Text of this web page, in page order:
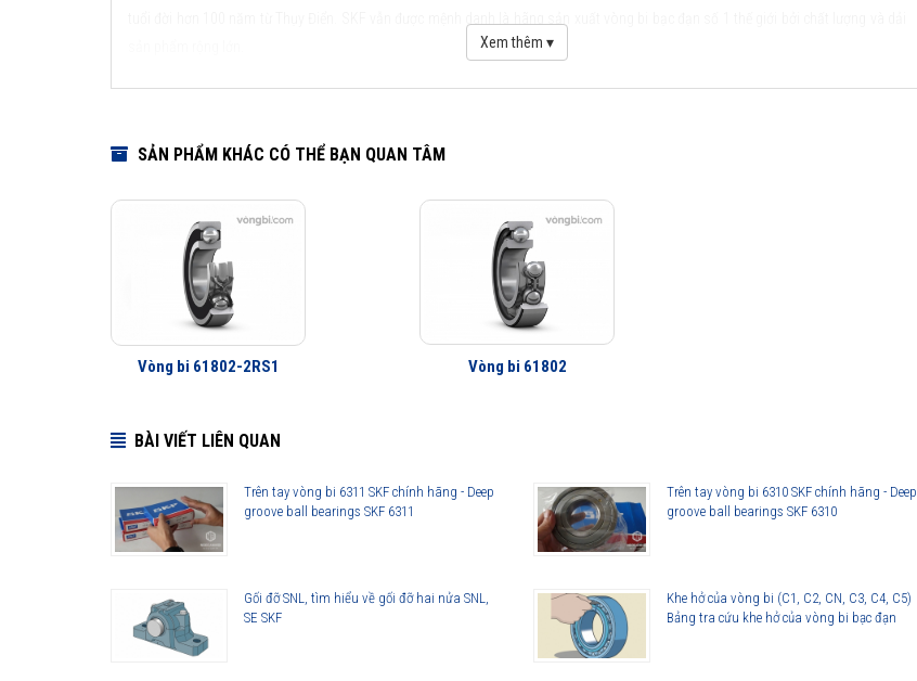
Những cải tiến quan trọng đối với vòng bi cầu SKF Explorer
Cải tiến thiết kế hình học
Sử dụng vật liệu mới
Viên bi có chất lượng cao
Phớt che chắn thế hệ mới
Lợi ích của những cải tiến đối với vòng bi cầu SKF Explorer
Xem thêm ▾
SẢN PHẨM KHÁC CÓ THỂ BẠN QUAN TÂM
Vòng bi 61802-2RS1 Vòng bi 61802
BÀI VIẾT LIÊN QUAN
Trên tay vòng bi 6311 SKF chính hãng - Deep
groove ball bearings SKF 6311
Trên tay vòng bi 6310 SKF chính hãng - Deep
groove ball bearings SKF 6310
Gối đỡ SNL, tìm hiểu về gối đỡ hai nửa SNL,
SE SKF
Khe hở của vòng bi (C1, C2, CN, C3, C4, C5)
Bảng tra cứu khe hở của vòng bi bạc đạn